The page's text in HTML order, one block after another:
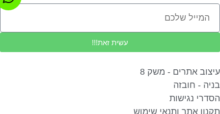
עשית זאת!!!
אתרים - משק 8
- חובזה
נגישות
אתר ותנאי שימוש